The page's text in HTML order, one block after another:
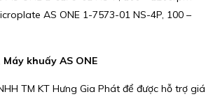
AS ONE 1-7573-01 NS-4P, 100 –
Máy khuấy AS ONE
TM KT Hưng Gia Phát để được hỗ trợ giá